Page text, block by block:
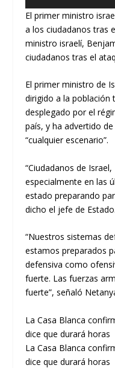
El primer ministro
a los ciudadanos tras
ministro israelí,
ciudadanos tras el
El primer ministro de
dirigido a la población
desplegado por el
país, y ha advertido
“cualquier escenario”.
“Ciudadanos de
especialmente en las
estado preparando
dicho el jefe de Estado.
“Nuestros sistemas
estamos preparados
defensiva como
fuerte. Las fuerzas
fuerte”, señaló
La Casa Blanca
dice que durará horas
La Casa Blanca
dice que durará horas